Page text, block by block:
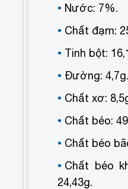
Nước: 7%.
Chất đạm:
Tinh bột:
Đường: 4,7g.
Chất xơ:
Chất béo:
Chất béo
Chất béo
24,43g.